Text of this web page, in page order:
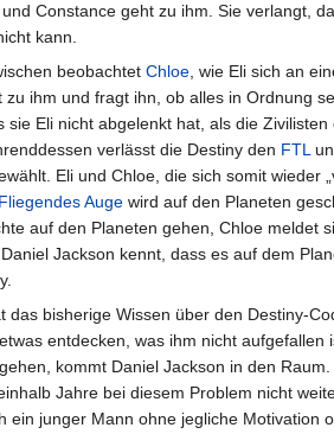
Constance geht zu ihm. Sie verlangt,
kann.
beobachtet Chloe, wie Eli sich an
zu ihm und fragt ihn, ob alles in Ordnung
sie Eli nicht abgelenkt hat, als die
verlässt die Destiny den FTL
Eli und Chloe, die sich somit wieder
Fliegendes Augewird auf den Planeten
auf den Planeten gehen, Chloe meldet
Jackson kennt, dass es auf dem
das bisherige Wissen über den Destiny-
entdecken, was ihm nicht
kommt Daniel Jackson in den
Jahre bei diesem Problem nicht
ein junger Mann ohne jegliche Motivation